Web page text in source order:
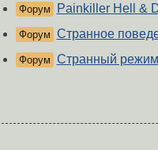
Форум Painkiller Hell &
Форум Странное
Форум Странный